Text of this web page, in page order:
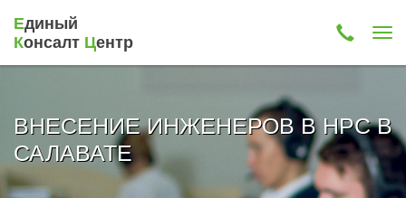
Единый
Консалт Центр
ВНЕСЕНИЕ ИНЖЕНЕРОВ В НРС В
САЛАВАТЕ